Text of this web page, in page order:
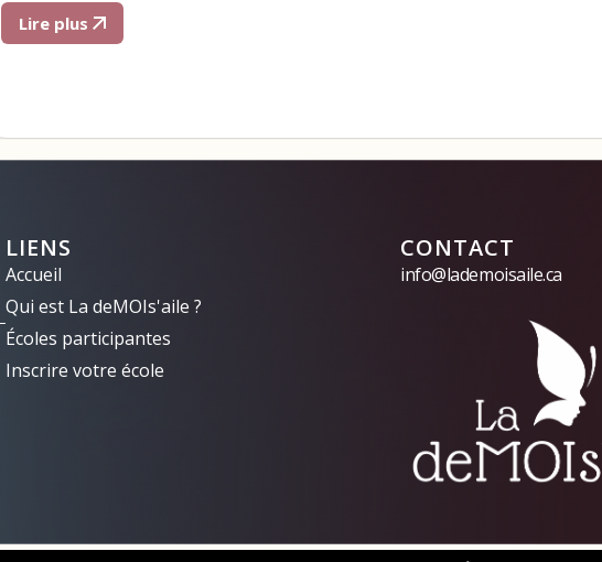
Lire plus
LIENS
Accueil
Qui est La deMOIs'aile ?
Écoles participantes
Inscrire votre école
CONTACT
info@lademoisaile.ca